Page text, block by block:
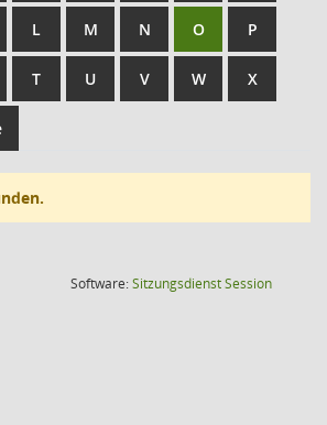
L M N O P
T U V W X
Software:SitzungsdienstSession(Wird in